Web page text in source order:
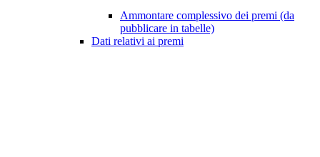
Ammontare complessivo dei premi (da
pubblicare in tabelle)
Dati relativi ai premi